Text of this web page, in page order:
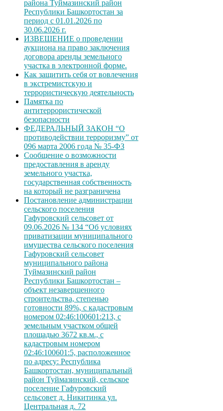
района Туймазинский район
Республики Башкортостан за
период с 01.01.2026 по
30.06.2026 г.
ИЗВЕЩЕНИЕ о проведении
аукциона на право заключения
договора аренды земельного
участка в электронной форме.
Как защитить себя от вовлечения
в экстремистскую и
террористическую деятельность
Памятка по
антитеррористической
безопасности
ФЕДЕРАЛЬНЫЙ ЗАКОН “О
противодействии терроризму” от
096 марта 2006 года № 35-ФЗ
Сообщение о возможности
предоставления в аренду
земельного участка,
государственная собственность
на который не разграничена
Постановление администрации
сельского поселения
Гафуровский сельсовет от
09.06.2026 № 134 “Об условиях
приватизации муниципального
имущества сельского поселения
Гафуровский сельсовет
муниципального района
Туймазинский район
Республики Башкортостан –
объект незавершенного
строительства, степенью
готовности 89%, с кадастровым
номером 02:46:100601:213, с
земельным участком общей
площадью 3672 кв.м., с
кадастровым номером
02:46:100601:5, расположенное
по адресу: Республика
Башкортостан, муниципальный
район Туймазинский, сельское
поселение Гафуровский
сельсовет д. Никитинка ул.
Центральная д. 72